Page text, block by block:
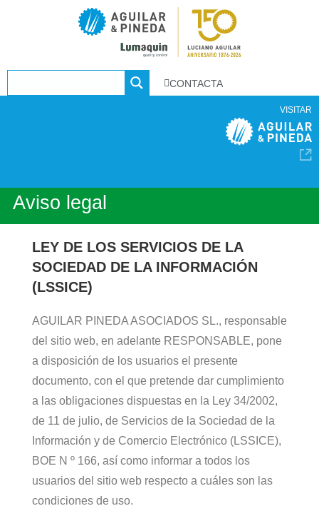
CONTACTA
VISITAR
Aviso legal
LEY DE LOS SERVICIOS DE LA
SOCIEDAD DE LA INFORMACIÓN
(LSSICE)
AGUILAR PINEDA ASOCIADOS SL., responsable
del sitio web, en adelante RESPONSABLE, pone
a disposición de los usuarios el presente
documento, con el que pretende dar cumplimiento
a las obligaciones dispuestas en la Ley 34/2002,
de 11 de julio, de Servicios de la Sociedad de la
Información y de Comercio Electrónico (LSSICE),
BOE N º 166, así como informar a todos los
usuarios del sitio web respecto a cuáles son las
condiciones de uso.